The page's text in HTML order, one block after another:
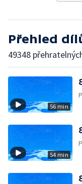
Přehled
49348
56 min
54 min